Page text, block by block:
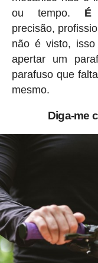
ou tempo. É
precisão,
não é visto,
apertar um
parafuso que
mesmo.
Diga-me